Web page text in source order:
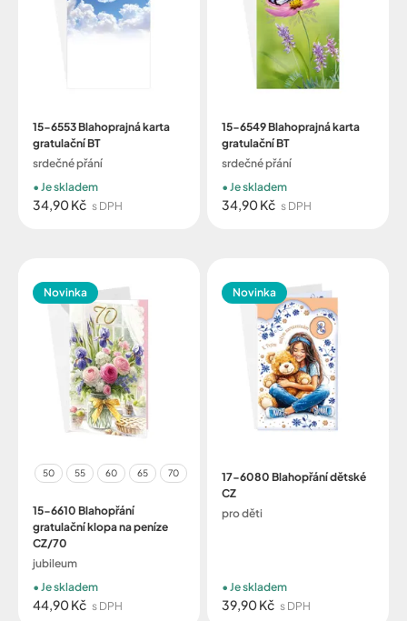
15-6553 Blahoprajná karta
gratulační BT
srdečné přání
34,90 Kč s DPH
Je skladem
15-6549 Blahoprajná karta
gratulační BT
srdečné přání
34,90 Kč s DPH
Je skladem
Novinka
50 55 60 65 70
15-6610 Blahopřání
gratulační klopa na peníze
CZ/70
jubileum
44,90 Kč s DPH
Je skladem
Novinka
17-6080 Blahopřání dětské
CZ
pro děti
39,90 Kč s DPH
Je skladem